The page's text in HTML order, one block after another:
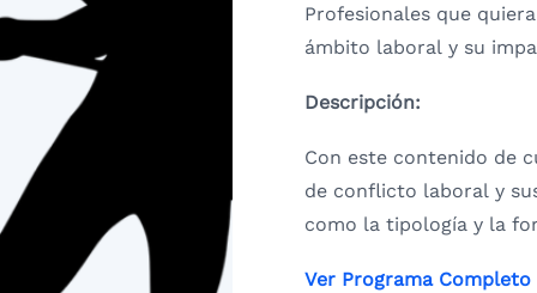
Profesionales que
ámbito laboral y su
Descripción:
Con este contenido de
de conflicto laboral y
como la tipología y la
Ver Programa Completo